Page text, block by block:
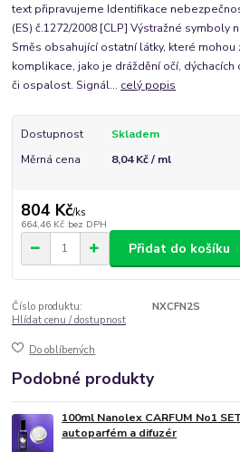
text připravujeme Identifikace
(ES) č.1272/2008 [CLP] Výstražné symboly
Směs obsahující ostatní látky, které
komplikace, jako je dráždění očí,
či ospalost. Signál... celý popis
Dostupnost
Skladem
Měrná cena
8,04 Kč / ml
804 Kč/ks
664,46 Kč bez DPH
Přidat do košíku
Číslo produktu:
NXCFN2S
Hlídat cenu / dostupnost
Do oblíbených
Podobné produkty
100ml Nanolex CARFUM No1
autoparfém a difuzér